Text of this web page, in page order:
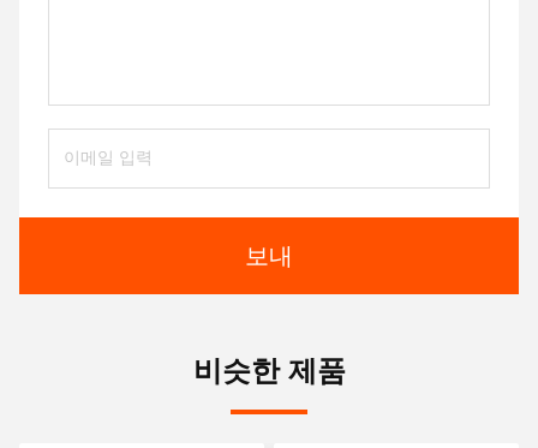
보내
비슷한 제품